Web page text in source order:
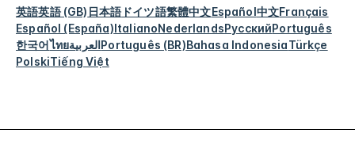
英語英語 (GB) 日本語 ドイツ語繁體中文Español中文Français
Español (España)ItalianoNederlandsРусскийPortuguês
한국어ไทยالعربيةPortuguês (BR)Bahasa IndonesiaTürkçe
PolskiTiếng Việt